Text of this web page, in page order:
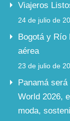
Viajeros
24 de julio de
Bogotá y Río
aérea
23 de julio de
Panamá
World 2026,
moda,